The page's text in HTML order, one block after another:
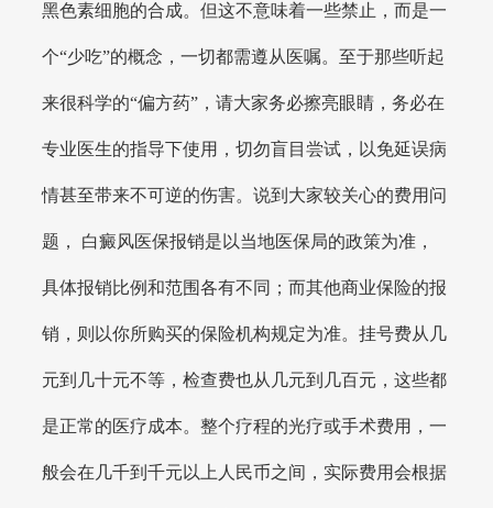
黑色素细胞的合成。但这不意味着一些禁止，而是一
个“少吃”的概念，一切都需遵从医嘱。至于那些听起
来很科学的“偏方药”，请大家务必擦亮眼睛，务必在
专业医生的指导下使用，切勿盲目尝试，以免延误病
情甚至带来不可逆的伤害。说到大家较关心的费用问
题， 白癜风医保报销是以当地医保局的政策为准，
具体报销比例和范围各有不同；而其他商业保险的报
销，则以你所购买的保险机构规定为准。挂号费从几
元到几十元不等，检查费也从几元到几百元，这些都
是正常的医疗成本。整个疗程的光疗或手术费用，一
般会在几千到千元以上人民币之间，实际费用会根据